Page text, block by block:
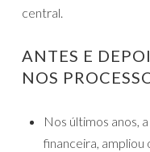
central.
ANTES E
NOS
Nos últimos anos,
financeira, ampliou